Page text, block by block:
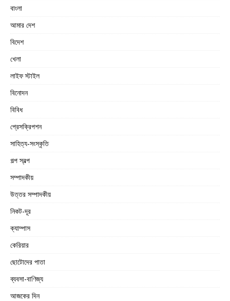
বাংলা
আমার দেশ
বিদেশ
খেলা
লাইফ স্টাইল
বিনোদন
বিবিধ
প্রেসক্রিপশন
সাহিত্য-সংস্কৃতি
গল্প স্বল্প
সম্পাদকীয়
উত্তর সম্পাদকীয়
নিকট-দূর
ক্যাম্পাস
কেরিয়ার
ছোটোদের পাতা
ব্যবসা-বাণিজ্য
আজকের দিন